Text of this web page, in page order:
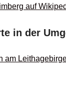
auf
in der
am